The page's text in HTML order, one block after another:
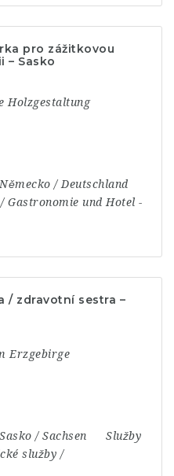
pro zážitkovou
– Sasko
Holzgestaltung
Německo / Deutschland
Gastronomie und Hotel -
/ zdravotní sestra –
Erzgebirge
Sasko / Sachsen
Služby
služby /